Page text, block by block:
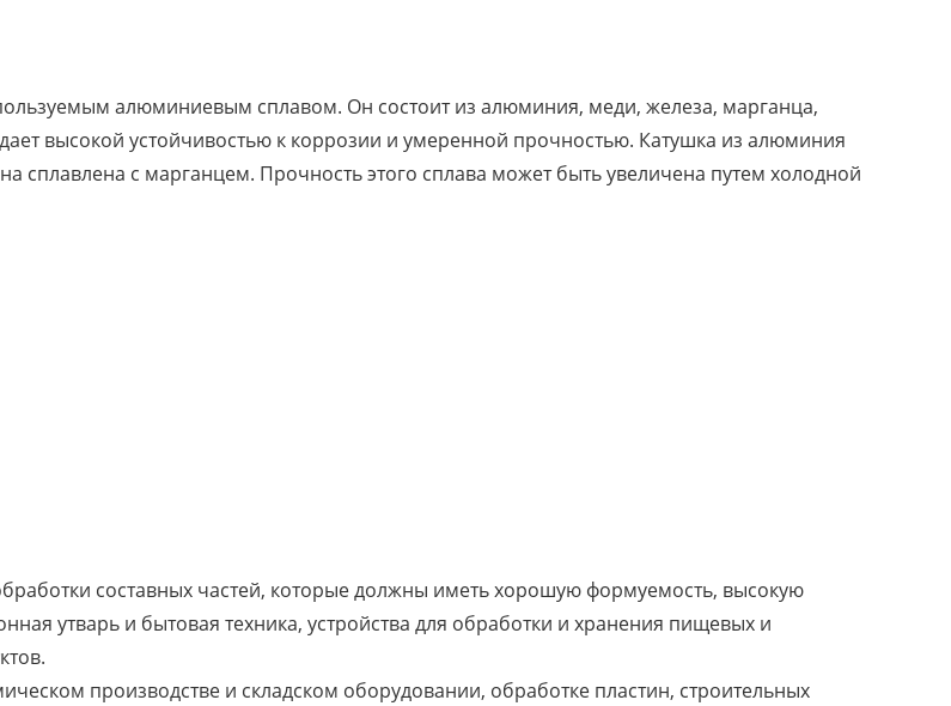
алюминиевым сплавом. Он состоит из алюминия, меди, железа, марганца,
высокой устойчивостью к коррозии и умеренной прочностью. Катушка из алюминия
сплавлена ​​с марганцем. Прочность этого сплава может быть увеличена путем холодной
составных частей, которые должны иметь хорошую формуемость, высокую
утварь и бытовая техника, устройства для обработки и хранения пищевых и
производстве и складском оборудовании, обработке пластин, строительных